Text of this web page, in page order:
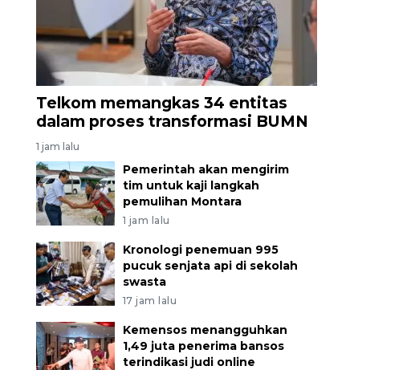
Telkom memangkas 34 entitas
dalam proses transformasi BUMN
1 jam lalu
Pemerintah akan mengirim
tim untuk kaji langkah
pemulihan Montara
1 jam lalu
Kronologi penemuan 995
pucuk senjata api di sekolah
swasta
17 jam lalu
Kemensos menangguhkan
1,49 juta penerima bansos
terindikasi judi online